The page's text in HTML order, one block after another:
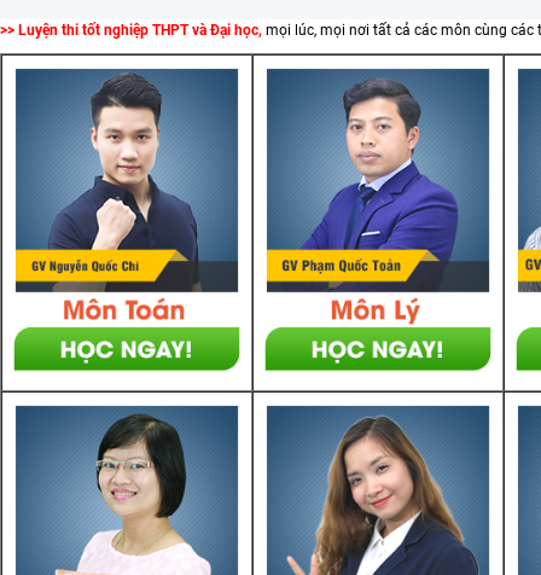
>> Luyện thi tốt nghiệp THPT và Đại học, mọi lúc, mọi nơi tất cả các môn cùng các